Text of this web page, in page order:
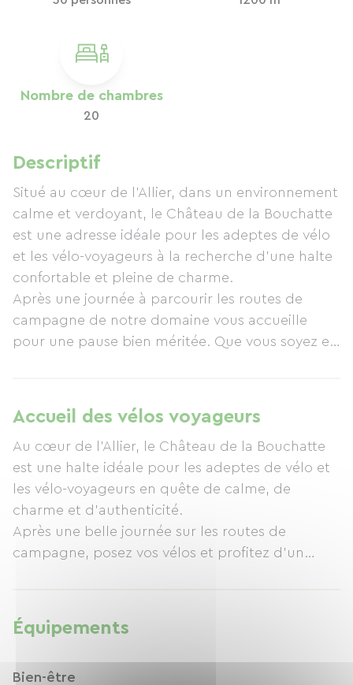
Nombre de chambres
20
Descriptif
Situé au cœur de l’Allier, dans un environnement
calme et verdoyant, le Château de la Bouchatte
est une adresse idéale pour les adeptes de vélo
et les vélo-voyageurs à la recherche d’une halte
confortable et pleine de charme.
Après une journée à parcourir les routes de
campagne de notre domaine vous accueille
pour une pause bien méritée. Que vous soyez en
sur place des hébergements adaptés à vos
besoins.
Le Château de la Bouchatte dispose de 5
chambres d’hôtes chaleureuses et de 4 gîtes.
Chaque hébergement offre un cadre confortable
et authentique.
Pour un moment de détente absolue, profitez
également de notre espace bien-être, équipé
une belle étape à vélo.
Au réveil, laissez-vous tenter par un petit
déjeuner gourmand avant de reprendre la
route.
Accueil des vélos voyageurs
Au cœur de l’Allier, le Château de la Bouchatte
est une halte idéale pour les adeptes de vélo et
les vélo-voyageurs en quête de calme, de
charme et d’authenticité.
Après une belle journée sur les routes de
campagne, posez vos vélos et profitez d’un
: hébergements chaleureux, petit déjeuner
gourmand, espaces extérieurs reposants et
ambiance conviviale.
Que vous voyagiez seul, en couple, entre amis
Équipements
Bien-être